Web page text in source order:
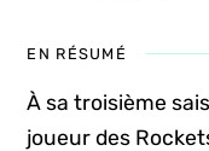
EN RÉSUMÉ
À sa troisième
joueur des